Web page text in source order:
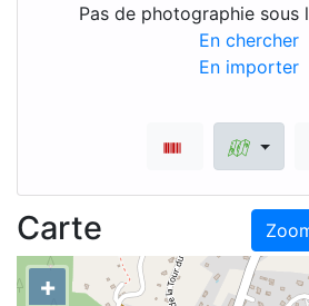
Pas de photographie sous
En chercher
En importer
Carte
+